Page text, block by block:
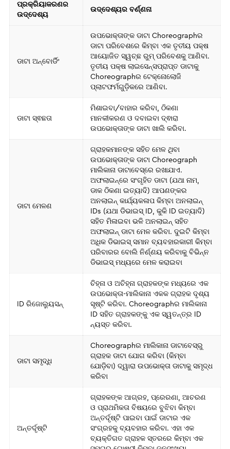
ପ୍ରକ୍ରିୟାକରଣର
ଉଦ୍ଦେଶ୍ୟ
ଉଦ୍ଦେଶ୍ୟର ବର୍ଣ୍ଣନା
ଡାଟା ଅନ୍‌ବୋର୍ଡିଂ
ଉପଭୋକ୍ତାଙ୍କ ଡାଟା Choreographର
ଡାଟା ପରିବେଶରେ କିମ୍ବା ଏକ ତୃତୀୟ ପକ୍ଷ
ଆୟୋଜିତ ସ୍ୱଚ୍ଛ ରୁମ୍ ପରିବେଶକୁ ଆଣିବା.
ତୃତୀୟ ପକ୍ଷ ଲାଇସେନ୍ସପ୍ରାପ୍ତ ଡାଟାକୁ
Choreographର ଟେକ୍ନୋଲୋଜି
ପ୍ଲାଟଫର୍ମଗୁଡ଼ିକରେ ଆଣିବା.
ଡାଟା ସ୍ଵଛତା
ମିଶାଇବା/ବାହାର କରିବା, ଠିକଣା
ମାନକୀକରଣ ଓ ଦବାଇବା ଦ୍ଵାରା
ଉପଭୋକ୍ତାଙ୍କ ଡାଟା ଖାଲି କରିବା.
ଡାଟା ମେଳଣ
ଗ୍ରାହକମାନଙ୍କ ସହିତ ମେଳ ଥିବା
ଉପଭୋକ୍ତାଙ୍କ ଡାଟା Choreograph
ମାଲିକାନା ଡାଟାବେସ୍‌ରେ ରଖାଯାଏ.
ଅଫଲାଇନ୍‌ରେ ସଂଗୃହିତ ଡାଟା (ଯଥା ନାମ,
ଡାକ ଠିକଣା ଇତ୍ୟାଦି) ଆପଣଙ୍କର
ଅନଲାଇନ୍ କାର୍ଯ୍ୟକଳାପ କିମ୍ବା ଅନଲାଇନ୍
IDs (ଯଥା ଡିଭାଇସ୍ ID, କୁକି ID ଇତ୍ୟାଦି)
ସହିତ ମିଳାଇବା ଭଳି ଅନଲାଇନ୍ ସହିତ
ଅଫଲାଇନ୍ ଡାଟା ମେଳ କରିବା. ଦୁଇଟି କିମ୍ବା
ଅଧିକ ଡିଭାଇସ୍ ସମାନ ବ୍ୟବହାରକାରୀ କିମ୍ବା
ପରିବାରର ବୋଲି ନିର୍ଣ୍ଣୟ କରିବାକୁ ବିଭିନ୍ନ
ଡିଭାଇସ୍ ମଧ୍ୟରେ ମେଳ କରାଇବା
ID ରିଜୋଲ୍ୟୁସନ୍
ଚିହ୍ନା ଓ ଅଚିହ୍ନା ଗ୍ରାହକଙ୍କ ମଧ୍ୟରେ ଏକ
ଉପଭୋକ୍ତା-ମାଲିକାନା ଏକକ ଗ୍ରାହକ ଦୃଶ୍ୟ
ସୃଷ୍ଟି କରିବା. Choreographର ମାଲିକାନା
ID ସହିତ ଗ୍ରାହକଙ୍କୁ ଏକ ସ୍ୱତନ୍ତ୍ର ID
ନ୍ୟସ୍ତ କରିବା.
ଡାଟା ସମୃଦ୍ଧି
Choreographର ମାଲିକାନା ଡାଟାବେସ୍‌ରୁ
ଗ୍ରାହକ ଡାଟା ଯୋଗ କରିବା (କିମ୍ବା
ଯୋଡ଼ିବା) ଦ୍ୱାରା ଉପଭୋକ୍ତା ଡାଟାକୁ ସମୃଦ୍ଧ
କରିବା
ଅନ୍ତର୍ଦୃଷ୍ଟି
ଗ୍ରାହକଙ୍କ ଆଗ୍ରହ, ପ୍ରେରଣା, ଆଚରଣ
ଓ ପ୍ରାଥମିକତା ବିଷୟରେ ବୁଝିବା କିମ୍ବା
ଅନ୍ତର୍ଦୃଷ୍ଟି ପାଇବା ପାଇଁ ଡାଟାର ଏକ
ସଂଗ୍ରହକୁ ବ୍ୟବହାର କରିବା. ଏହା ଏକ
ବ୍ୟକ୍ତିଗତ ଗ୍ରାହକ ସ୍ତରରେ କିମ୍ବା ଏକ